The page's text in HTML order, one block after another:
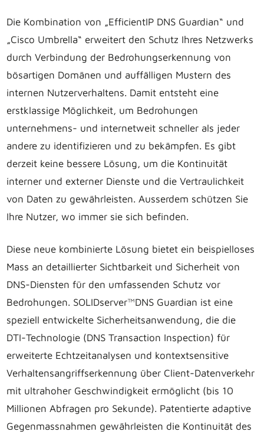
Die Kombination von „EfficientIP DNS Guardian“ und
„Cisco Umbrella“ erweitert den Schutz Ihres Netzwerks
durch Verbindung der Bedrohungserkennung von
bösartigen Domänen und auffälligen Mustern des
internen Nutzerverhaltens. Damit entsteht eine
erstklassige Möglichkeit, um Bedrohungen
unternehmens- und internetweit schneller als jeder
andere zu identifizieren und zu bekämpfen. Es gibt
derzeit keine bessere Lösung, um die Kontinuität
interner und externer Dienste und die Vertraulichkeit
von Daten zu gewährleisten. Ausserdem schützen Sie
Ihre Nutzer, wo immer sie sich befinden.
Diese neue kombinierte Lösung bietet ein beispielloses
Mass an detaillierter Sichtbarkeit und Sicherheit von
DNS-Diensten für den umfassenden Schutz vor
Bedrohungen. SOLIDserver™DNS Guardian ist eine
speziell entwickelte Sicherheitsanwendung, die die
DTI-Technologie (DNS Transaction Inspection) für
erweiterte Echtzeitanalysen und kontextsensitive
Verhaltensangriffserkennung über Client-Datenverkehr
mit ultrahoher Geschwindigkeit ermöglicht (bis 10
Millionen Abfragen pro Sekunde). Patentierte adaptive
Gegenmassnahmen gewährleisten die Kontinuität des